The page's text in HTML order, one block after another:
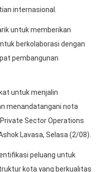
internasional.
untuk memberikan
berkolaborasi dengan
pembangunan
untuk menjalin
menandatangani nota
Sector Operations
Lavasa, Selasa (2/08).
peluang untuk
kota yang berkualitas